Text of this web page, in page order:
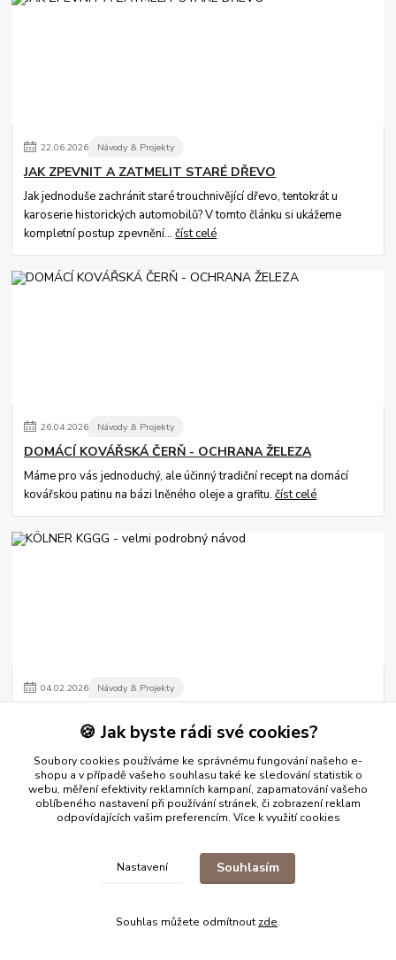
22.06.2026 Návody & Projekty
JAK ZPEVNIT A ZATMELIT STARÉ DŘEVO
Jak jednoduše zachránit staré trouchnivějící dřevo, tentokrát u
karoserie historických automobilů? V tomto článku si ukážeme
kompletní postup zpevnění...číst celé
26.04.2026 Návody & Projekty
DOMÁCÍ KOVÁŘSKÁ ČERŇ - OCHRANA ŽELEZA
Máme pro vás jednoduchý, ale účinný tradiční recept na domácí
kovářskou patinu na bázi lněného oleje a grafitu.číst celé
04.02.2026 Návody & Projekty
Systém Kölner KGGG je navržen pro provádění kvalitního
polimentového zlacení s vysokým leskem, a to moderním
způsobem, který výrazně zjednodušuje trad...číst celé
🍪 Jak byste rádi své cookies?
Soubory cookies používáme ke správnému fungování našeho e-
shopu a v případě vašeho souhlasu také ke sledování statistik o
webu, měření efektivity reklamních kampaní, zapamatování vašeho
oblíbeného nastavení při používání stránek, či zobrazení reklam
odpovídajících vašim preferencím. Více k využití cookies
Nastavení Souhlasím
Souhlas můžete odmítnout zde.